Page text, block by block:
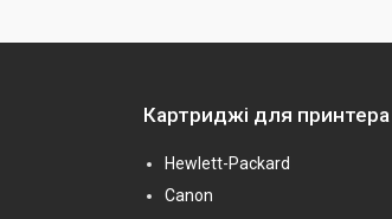
Картриджі для принтера
Hewlett-Packard
Canon